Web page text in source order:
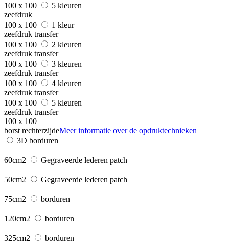
100 x 100
5 kleuren
zeefdruk
100 x 100
1 kleur
zeefdruk transfer
100 x 100
2 kleuren
zeefdruk transfer
100 x 100
3 kleuren
zeefdruk transfer
100 x 100
4 kleuren
zeefdruk transfer
100 x 100
5 kleuren
zeefdruk transfer
100 x 100
borst rechterzijdeMeer informatie over de opdruktechnieken
3D borduren
60cm2 Gegraveerde lederen patch
50cm2 Gegraveerde lederen patch
75cm2 borduren
120cm2 borduren
325cm2 borduren